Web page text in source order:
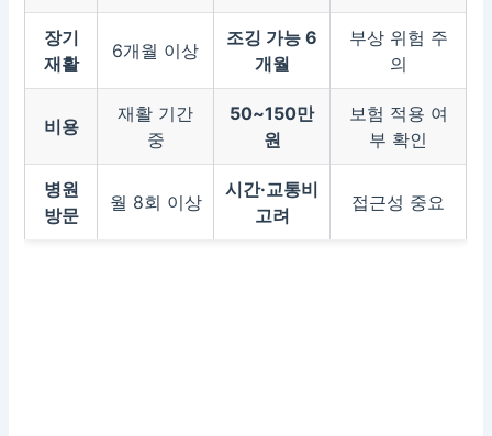
장기
재활
6개월 이상
조깅 가능 6
개월
부상 위험 주
의
비용
재활 기간
중
50~150만
원
보험 적용 여
부 확인
병원
방문
월 8회 이상
시간·교통비
고려
접근성 중요